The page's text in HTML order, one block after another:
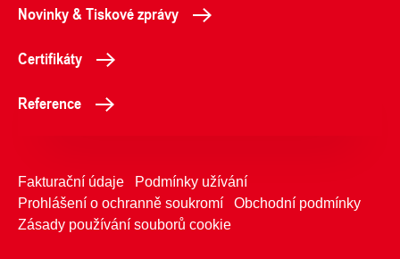
Novinky & Tiskové zprávy
Certifikáty
Reference
Fakturační údaje
Podmínky užívání
Prohlášení o ochranně soukromí
Obchodní podmínky
Zásady používání souborů cookie